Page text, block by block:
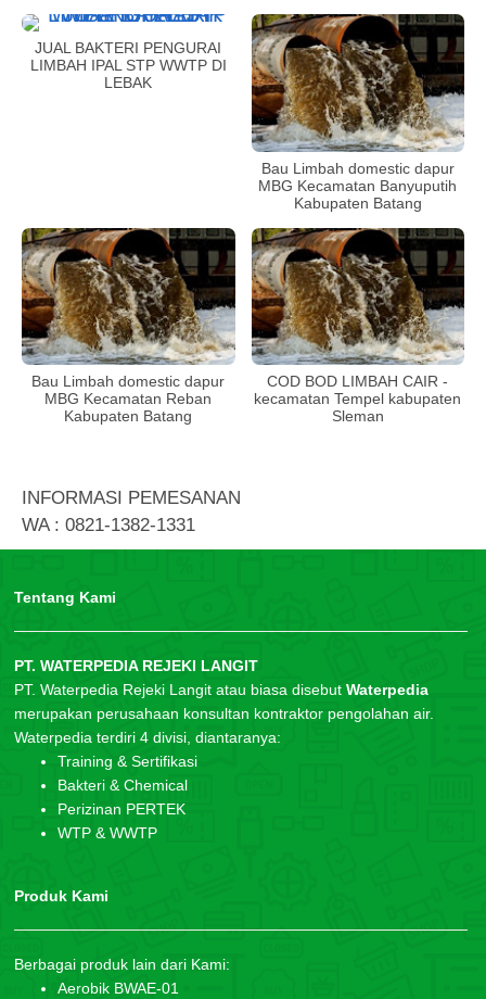
JUAL BAKTERI PENGURAI
LIMBAH IPAL STP WWTP DI
LEBAK
Bau Limbah domestic dapur
MBG Kecamatan Banyuputih
Kabupaten Batang
Bau Limbah domestic dapur
MBG Kecamatan Reban
Kabupaten Batang
COD BOD LIMBAH CAIR -
kecamatan Tempel kabupaten
Sleman
INFORMASI PEMESANAN
WA : 0821-1382-1331
Tentang Kami
PT. WATERPEDIA REJEKI LANGIT
PT. Waterpedia Rejeki Langit atau biasa disebut Waterpedia
merupakan perusahaan konsultan kontraktor pengolahan air.
Waterpedia terdiri 4 divisi, diantaranya:
Training & Sertifikasi
Bakteri & Chemical
Perizinan PERTEK
WTP & WWTP
Produk Kami
Berbagai produk lain dari Kami:
Aerobik BWAE-01